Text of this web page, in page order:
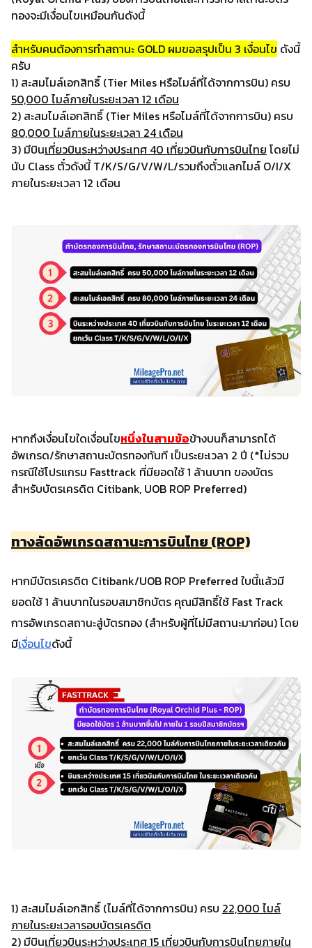
ทองจะมีเงื่อนไขเหมือนกันดังนี้
สำหรับคนต้องการทำสถานะ GOLD ผมขอสรุปเป็น 3 เงื่อนไข ดังนี้
ครับ
1) สะสมไมล์เอกสิทธิ์ (Tier Miles หรือไมล์ที่ได้จากการบิน) ครบ
50,000 ไมล์ภายในระยะเวลา 12 เดือน
2) สะสมไมล์เอกสิทธิ์ (Tier Miles หรือไมล์ที่ได้จากการบิน) ครบ
80,000 ไมล์ภายในระยะเวลา 24 เดือน
3) มีบินเที่ยวบินระหว่างประเทศ 40 เที่ยวบินกับการบินไทย โดยไม่
นับ Class ตั๋วดังนี้ T/K/S/G/V/W/L/รวมถึงตั๋วแลกไมล์ O/I/X
ภายในระยะเวลา 12 เดือน
หากถึงเงื่อนไขใดเงื่อนไขหนึ่งในสามข้อข้างบนก็สามารถได้
อัพเกรด/รักษาสถานะบัตรทองทันที เป็นระยะเวลา 2 ปี (*ไม่รวม
กรณีใช้โปรแกรม Fasttrack ที่มียอดใช้ 1 ล้านบาท ของบัตร
สำหรับบัตรเครดิต Citibank, UOB ROP Preferred)
ทางลัดอัพเกรดสถานะการบินไทย (ROP)
หากมีบัตรเครดิต Citibank/UOB ROP Preferred ใบนี้แล้วมี
ยอดใช้ 1 ล้านบาทในรอบสมาชิกบัตร คุณมีสิทธิ์ใช้ Fast Track
การอัพเกรดสถานะสู่บัตรทอง (สำหรับผู้ที่ไม่มีสถานะมาก่อน) โดย
มีเงื่อนไขดังนี้
1) สะสมไมล์เอกสิทธิ์ (ไมล์ที่ได้จากการบิน) ครบ 22,000 ไมล์
ภายในระยะเวลารอบบัตรเครดิต
2) มีบินเที่ยวบินระหว่างประเทศ 15 เที่ยวบินกับการบินไทยภายใน